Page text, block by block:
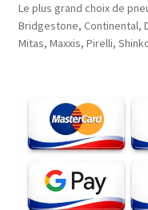
Le plus grand choix de
Bridgestone, Continental,
Mitas, Maxxis, Pirelli,